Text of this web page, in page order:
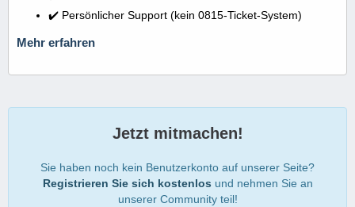
✔️ Persönlicher Support (kein 0815-Ticket-System)
Mehr erfahren
Jetzt mitmachen!
Sie haben noch kein Benutzerkonto auf unserer Seite?
Registrieren Sie sich kostenlos und nehmen Sie an
unserer Community teil!